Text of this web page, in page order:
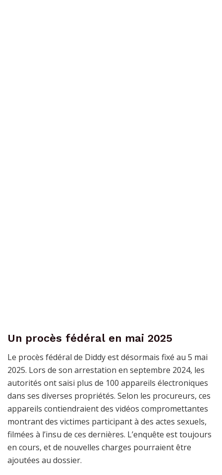
Un procès fédéral en mai 2025
Le procès fédéral de Diddy est désormais fixé au 5 mai
2025. Lors de son arrestation en septembre 2024, les
autorités ont saisi plus de 100 appareils électroniques
dans ses diverses propriétés. Selon les procureurs, ces
appareils contiendraient des vidéos compromettantes
montrant des victimes participant à des actes sexuels,
filmées à l’insu de ces dernières. L’enquête est toujours
en cours, et de nouvelles charges pourraient être
ajoutées au dossier.